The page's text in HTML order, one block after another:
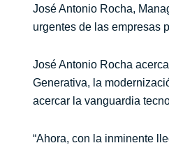
José Antonio Rocha,
urgentes de las empresas
José Antonio Rocha
Generativa, la
acercar la vanguardia
“Ahora, con la inminente